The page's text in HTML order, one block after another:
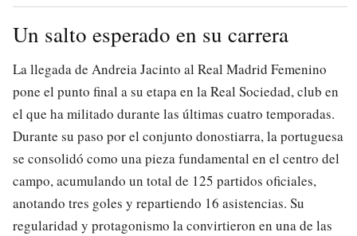
Un salto esperado en su carrera
La llegada de Andreia Jacinto al Real Madrid Femenino
pone el punto final a su etapa en la Real Sociedad, club en
el que ha militado durante las últimas cuatro temporadas.
Durante su paso por el conjunto donostiarra, la portuguesa
se consolidó como una pieza fundamental en el centro del
campo, acumulando un total de 125 partidos oficiales,
anotando tres goles y repartiendo 16 asistencias. Su
regularidad y protagonismo la convirtieron en una de las